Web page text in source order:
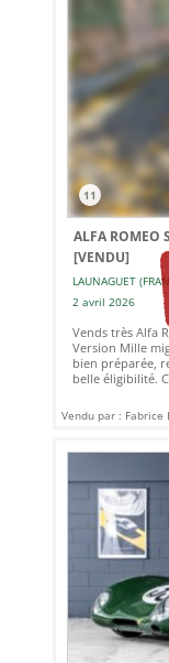
11
ALFA ROMEO
[VENDU]
LAUNAGUET
2 avril 2026
Vends très Alfa
Version Mille
bien préparée,
belle éligibilité.
Vendu par : Fabrice